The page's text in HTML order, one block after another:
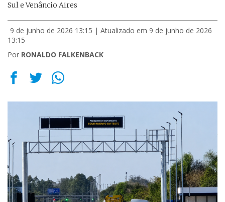
Sul e Venâncio Aires
9 de junho de 2026 13:15 | Atualizado em 9 de junho de 2026
13:15
Por RONALDO FALKENBACK